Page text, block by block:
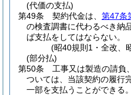
(代価の支払)
第49条
契約代金は、 第47条
の検査調書に代わるべき納
ば支払をしてはならない。
(昭40規則1・全改、
(部分払)
第50条
工事又は製造の請負
ついては、当該契約の履行
一部を支払うことができる。